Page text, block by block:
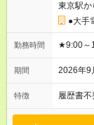
東京駅
●大手
勤務時間 ★9:00～
期間 2026年9
特徴 履歴書不